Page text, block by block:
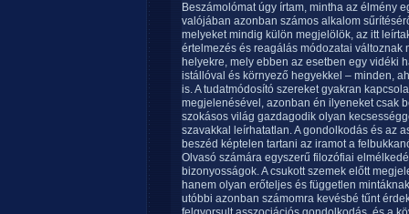
Beszámolómat úgy írtam, mintha az élmény
valójában azonban számos alkalom
melyeket mindig külön megjelölök, az itt
értelmezés és reagálás módozatai változnak
helyekre, mely ebben az esetben egy vidéki
istállóval és környező hegyekkel – minden,
is. A tudatmódosító szereket gyakran
megjelenésével, azonban én ilyeneket csak
szokásos világ gazdagodik olyan
szavakkal leírhatatlan. A gondolkodás és az
beszéd képtelen tartani az iramot a
Olvasó számára egyszerű filozófiai
bizonyosságok. A csukott szemek előtt
hanem olyan erőteljes és független
utóbbi azonban számomra kevésbé tűnt